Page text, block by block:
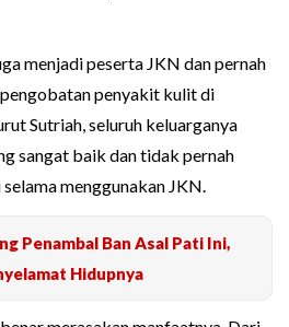
menjadi peserta JKN dan pernah
penyakit kulit di
Sutriah, seluruh keluarganya
sangat baik dan tidak pernah
menggunakan JKN.
Penambal Ban Asal Pati Ini,
Hidupnya